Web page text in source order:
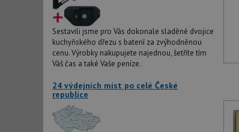
Sestavili jsme pro Vás dokonale sladěné dvojice
kuchyňského dřezu s baterií za zvýhodněnou
cenu. Výrobky nakupujete najednou, šetříte tím
Váš čas a také Vaše peníze.
24 výdejních míst po celé České
republice